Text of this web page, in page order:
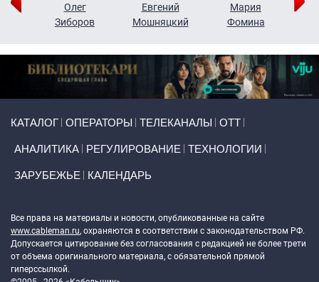
Олег
Зиборов
Евгений
Мошняцкий
Мария
Фомина
КАТАЛОГ ОПЕРАТОРЫ ТЕЛЕКАНАЛЫ ОТТ
АНАЛИТИКА РЕГУЛИРОВАНИЕ ТЕХНОЛОГИИ
ЗАРУБЕЖЬЕ КАЛЕНДАРЬ
Все права на материалы и новости, опубликованные на сайте
www.cableman.ru, охраняются в соответствии с законодательством РФ.
Допускается цитирование без согласования с редакцией не более трети
от объема оригинального материала, с обязательной прямой
гиперссылкой.